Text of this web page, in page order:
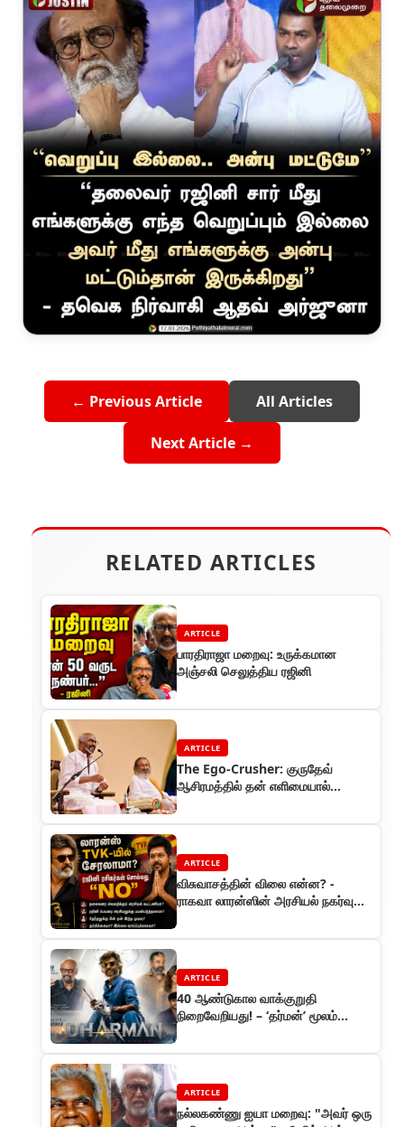
← Previous Article All Articles
Next Article →
RELATED ARTICLES
ARTICLE
பாரதிராஜா மறைவு: உருக்கமான
அஞ்சலி செலுத்திய ரஜினி
ARTICLE
The Ego-Crusher: குருதேவ்
ஆசிரமத்தில் தன் எளிமையால்
ARTICLE
விசுவாசத்தின் விலை என்ன? -
ராகவா லாரன்ஸின் அரசியல் நகர்வும்,
ARTICLE
40 ஆண்டுகால வாக்குறுதி
நிறைவேறியது! – ‘தர்மன்’ மூலம்
ARTICLE
நல்லகண்ணு ஐயா மறைவு: "அவர் ஒரு